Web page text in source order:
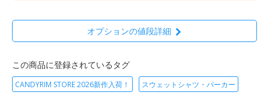
オプションの値段詳細
この商品に登録されているタグ
CANDYRIM STORE 2026新作入荷！ スウェットシャツ・パーカー